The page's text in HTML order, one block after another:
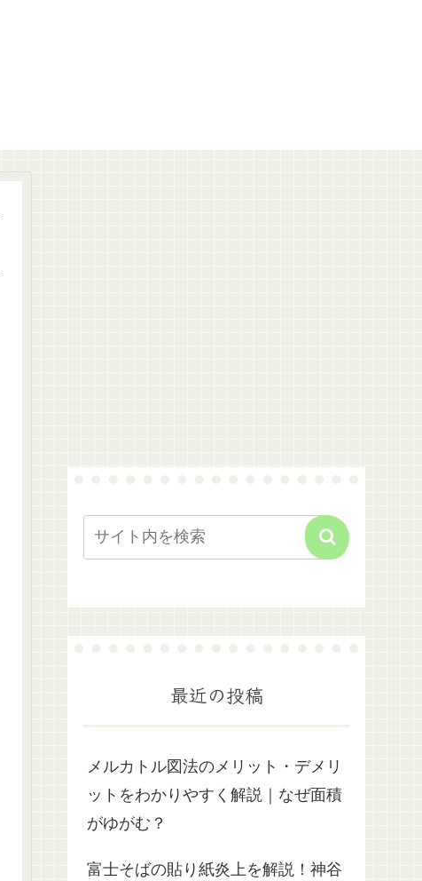
最近の投稿
メルカトル図法のメリット・デメリ
ットをわかりやすく解説｜なぜ面積
がゆがむ？
富士そばの貼り紙炎上を解説！神谷